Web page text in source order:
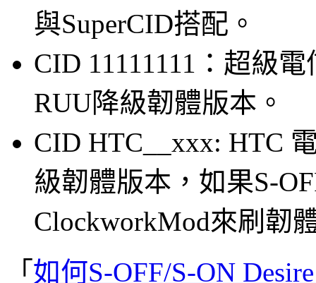
與SuperCID搭配。
CID 11111111：超級
RUU降級韌體版本。
CID HTC__xxx: HTC
級韌體版本，如果S-
ClockworkMod來刷韌
「 如何S-OFF/S-ON